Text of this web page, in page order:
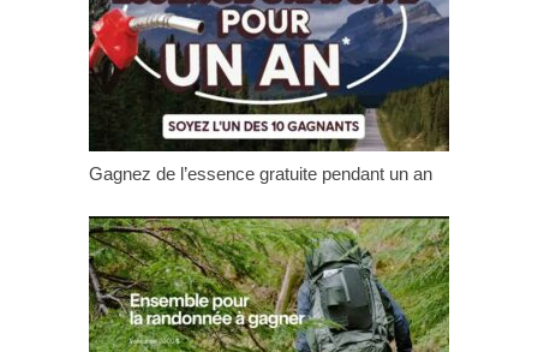
Gagnez de l’essence gratuite pendant un an